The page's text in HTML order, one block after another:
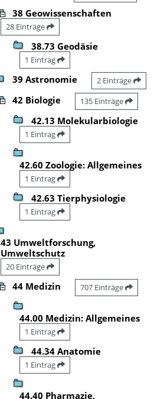
38 Geowissenschaften
28 Einträge
38.73 Geodäsie
1 Eintrag
39 Astronomie 2 Einträge
42 Biologie 135 Einträge
42.13 Molekularbiologie
1 Eintrag
42.60 Zoologie: Allgemeines
1 Eintrag
42.63 Tierphysiologie
1 Eintrag
43 Umweltforschung,
Umweltschutz
20 Einträge
44 Medizin 707 Einträge
44.00 Medizin: Allgemeines
1 Eintrag
44.34 Anatomie
1 Eintrag
44.40 Pharmazie,